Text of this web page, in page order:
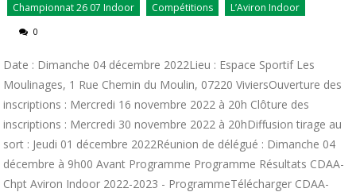
Championnat 26 07 Indoor Compétitions L’Aviron Indoor
0
Date : Dimanche 04 décembre 2022Lieu : Espace Sportif Les
Moulinages, 1 Rue Chemin du Moulin, 07220 ViviersOuverture des
inscriptions : Mercredi 16 novembre 2022 à 20h Clôture des
inscriptions : Mercredi 30 novembre 2022 à 20hDiffusion tirage au
sort : Jeudi 01 décembre 2022Réunion de délégué : Dimanche 04
décembre à 9h00 Avant Programme Programme Résultats CDAA-
Chpt Aviron Indoor 2022-2023 - ProgrammeTélécharger CDAA-